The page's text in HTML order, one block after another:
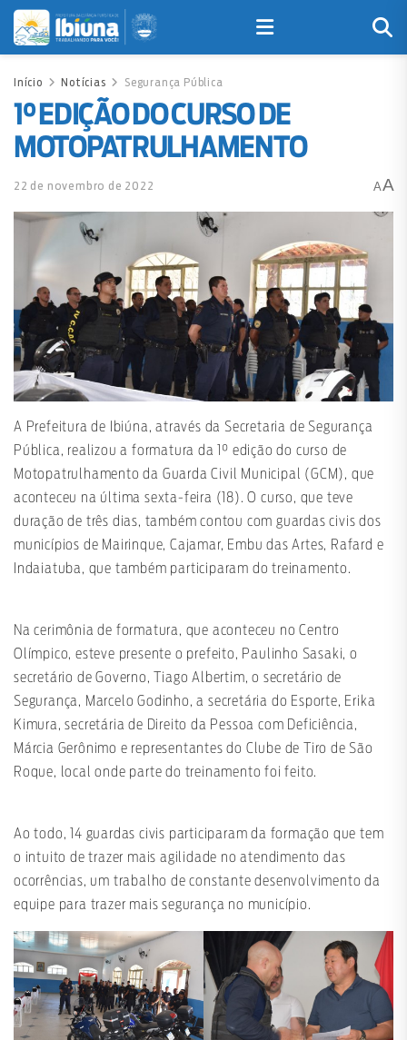
Início Notícias Segurança Pública
1° EDIÇÃO DO CURSO DE
MOTOPATRULHAMENTO
22 de novembro de 2022 AA
A Prefeitura de Ibiúna, através da Secretaria de Segurança
Pública, realizou a formatura da 1° edição do curso de
Motopatrulhamento da Guarda Civil Municipal (GCM), que
aconteceu na última sexta-feira (18). O curso, que teve
duração de três dias, também contou com guardas civis dos
municípios de Mairinque, Cajamar, Embu das Artes, Rafard e
Indaiatuba, que também participaram do treinamento.
Na cerimônia de formatura, que aconteceu no Centro
Olímpico, esteve presente o prefeito, Paulinho Sasaki, o
secretário de Governo, Tiago Albertim, o secretário de
Segurança, Marcelo Godinho, a secretária do Esporte, Erika
Kimura, secretária de Direito da Pessoa com Deficiência,
Márcia Gerônimo e representantes do Clube de Tiro de São
Roque, local onde parte do treinamento foi feito.
Ao todo, 14 guardas civis participaram da formação que tem
o intuito de trazer mais agilidade no atendimento das
ocorrências, um trabalho de constante desenvolvimento da
equipe para trazer mais segurança no município.